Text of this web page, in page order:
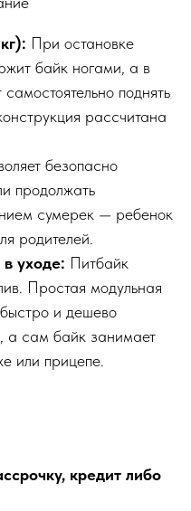
При остановке
байк ногами, а в
поднять
рассчитана
безопасно
продолжать
сумерек — ребенок
родителей.
уходе: Питбайк
Простая модульная
быстро и дешево
а сам байк занимает
или прицепе.
кредит либо